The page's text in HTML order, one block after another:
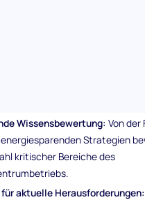
Wissensbewertung: Von der
energiesparenden Strategien
kritischer Bereiche des
für aktuelle Herausforderungen: